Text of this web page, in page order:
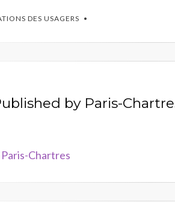
DES USAGERS
by Paris-
Chartres